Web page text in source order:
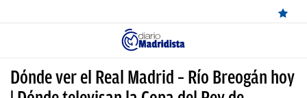
ÚLTIMAS
NOTICIAS
Dónde ver el Real Madrid – Río Breogán hoy